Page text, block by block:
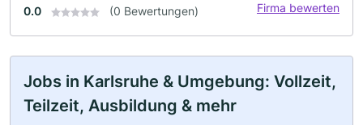
0.0 (0 Bewertungen) Firma bewerten
Jobs in Karlsruhe & Umgebung: Vollzeit,
Teilzeit, Ausbildung & mehr